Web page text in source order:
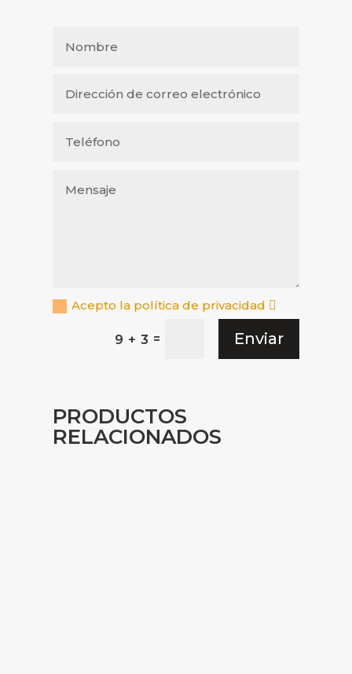
Acepto la política de privacidad
9 + 3 = Enviar
PRODUCTOS
RELACIONADOS